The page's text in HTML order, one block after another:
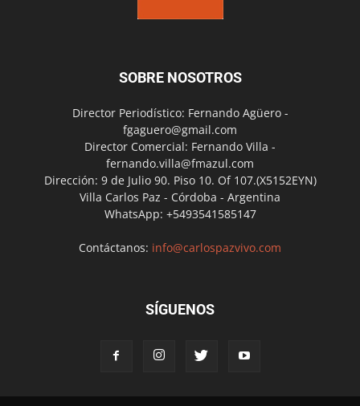
SOBRE NOSOTROS
Director Periodístico: Fernando Agüero -
fgaguero@gmail.com
Director Comercial: Fernando Villa -
fernando.villa@fmazul.com
Dirección: 9 de Julio 90. Piso 10. Of 107.(X5152EYN)
Villa Carlos Paz - Córdoba - Argentina
WhatsApp: +5493541585147
Contáctanos: info@carlospazvivo.com
SÍGUENOS